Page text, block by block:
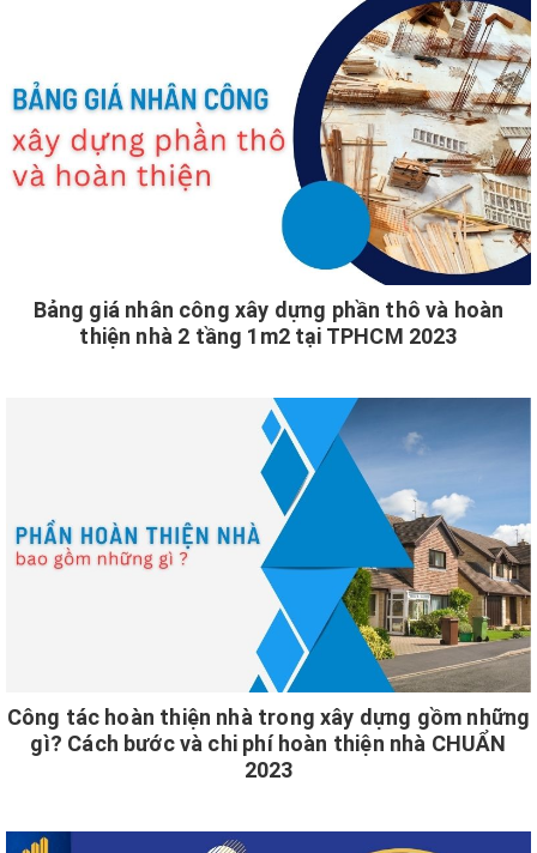
Bảng giá nhân công xây dựng phần thô và hoàn
thiện nhà 2 tầng 1m2 tại TPHCM 2023
Công tác hoàn thiện nhà trong xây dựng gồm những
gì? Cách bước và chi phí hoàn thiện nhà CHUẨN
2023